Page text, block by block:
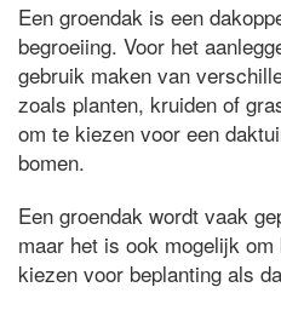
Een groendak is een
begroeiing. Voor het
gebruik maken van
zoals planten, kruiden of
om te kiezen voor een
bomen.
Een groendak wordt vaak
maar het is ook mogelijk
kiezen voor beplanting als